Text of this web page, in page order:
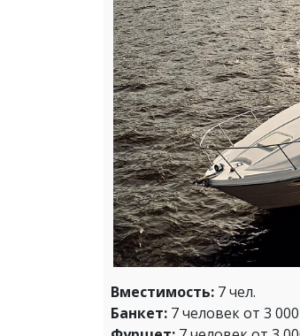
Вместимость: 7 чел.
Банкет: 7 человек от 3